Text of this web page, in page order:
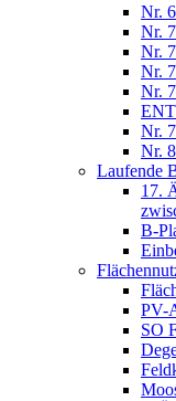
Nr.
Nr.
Nr.
Nr.
Nr.
Nr.
Nr.
Laufende
17.
B-
PV-
SO